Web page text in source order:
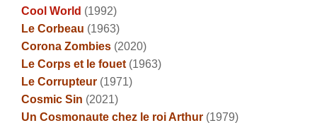
Cool World (1992)
Le Corbeau (1963)
Corona Zombies (2020)
Le Corps et le fouet (1963)
Le Corrupteur (1971)
Cosmic Sin (2021)
Un Cosmonaute chez le roi Arthur (1979)